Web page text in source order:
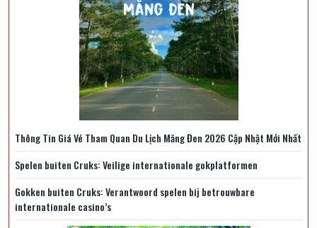
Thông Tin Giá Vé Tham Quan Du Lịch Măng Đen 2026 Cập Nhật Mới Nhất
Spelen buiten Cruks: Veilige internationale gokplatformen
Gokken buiten Cruks: Verantwoord spelen bij betrouwbare
internationale casino’s